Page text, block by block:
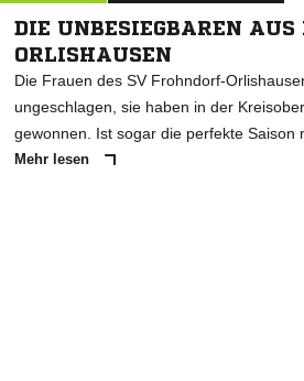
DIE UNBESIEGBAREN AUS
ORLISHAUSEN
Die Frauen des SV Frohndorf-
ungeschlagen, sie haben in der
gewonnen. Ist sogar die perfekte Saison
Mehr lesen